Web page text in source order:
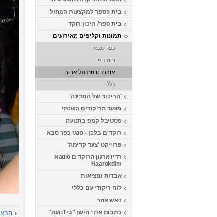
בית הספר למקצעות המחול
בית ספר/ תיכון רוקד
תמונות וקליפים מאירועים
כפר סבא
בית דני
אוניברסיטת תל אביב
כללי
'הריקוד של המדינה'
מצעד הריקודים השנתי
פסטיבל קמפ בתנועה
רוקדים בלבן - טנגו כפר סבא
פרוייקט 'צעד קדימה'
רדיו ארגון הרוקדים Radio
Haarokdim
אבדות ומציאות
לוח ריקודי עם כללי
ראש אחר
כתבות אתר הישן "ביTנועה"
הבא